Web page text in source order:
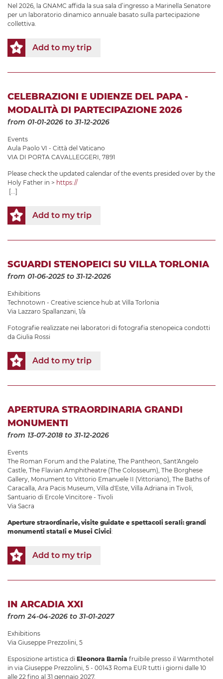
Nel 2026, la GNAMC affida la sua sala d’ingresso a Marinella Senatore
per un laboratorio dinamico annuale basato sulla partecipazione
collettiva.
Add to my trip
CELEBRAZIONI E UDIENZE DEL PAPA -
MODALITÀ DI PARTECIPAZIONE 2026
from 01-01-2026 to 31-12-2026
Events
Aula Paolo VI - Città del Vaticano
VIA DI PORTA CAVALLEGGERI, 7891
Please check the updated calendar of the events presided over by the
Holy Father in > https://
[...]
Add to my trip
SGUARDI STENOPEICI SU VILLA TORLONIA
from 01-06-2025to 31-12-2026
Exhibitions
Technotown - Creative science hub at Villa Torlonia
Via Lazzaro Spallanzani, 1/a
Fotografie realizzate nei laboratori di fotografia stenopeica condotti
da Giulia Rossi
Add to my trip
APERTURA STRAORDINARIA GRANDI
MONUMENTI
from 13-07-2018 to 31-12-2026
Events
The Roman Forum and the Palatine, The Pantheon, Sant'Angelo
Castle, The Flavian Amphitheatre (The Colosseum), The Borghese
Gallery, Monument to Vittorio Emanuele II (Vittoriano), The Baths of
Caracalla, Ara Pacis Museum, Villa d'Este, Villa Adriana in Tivoli,
Santuario di Ercole Vincitore - Tivoli
Via Sacra
Aperture straordinarie, visite guidate e spettacoli serali: grandi
monumenti statali e Musei Civici:
Add to my trip
IN ARCADIA XXI
from 24-04-2026 to 31-01-2027
Exhibitions
Via Giuseppe Prezzolini, 5
Esposizione artistica di Eleonora Barnia fruibile presso il Warmthotel
in via Giuseppe Prezzolini, 5 - 00143 Roma EUR tutti i giorni dalle 10
alle 22 fino al 31 gennaio 2027.